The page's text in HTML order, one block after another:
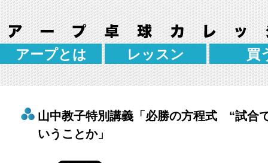
アープとは レッスン 買
山中教子特別講義「必勝の方程式 “試合
いうことか」